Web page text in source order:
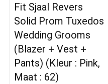
Fit Sjaal Revers
Solid Prom Tuxedos
Wedding Grooms
(Blazer + Vest +
Pants) (Kleur : Pink,
Maat : 62)